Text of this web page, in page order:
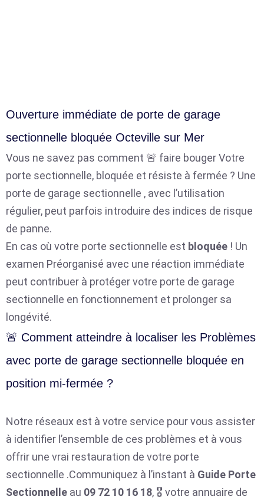
Ouverture immédiate de porte de garage
sectionnelle bloquée Octeville sur Mer
Vous ne savez pas comment 🚨 faire bouger Votre
porte sectionnelle, bloquée et résiste à fermée ? Une
porte de garage sectionnelle , avec l’utilisation
régulier, peut parfois introduire des indices de risque
de panne.
En cas où votre porte sectionnelle est bloquée ! Un
examen Préorganisé avec une réaction immédiate
peut contribuer à protéger votre porte de garage
sectionnelle en fonctionnement et prolonger sa
longévité.
🚨 Comment atteindre à localiser les Problèmes
avec porte de garage sectionnelle bloquée en
position mi-fermée ?
Notre réseaux est à votre service pour vous assister
à identifier l’ensemble de ces problèmes et à vous
offrir une vrai restauration de votre porte
sectionnelle .Communiquez à l’instant à Guide Porte
Sectionnelle au 09 72 10 16 18, 🎖️ votre annuaire de